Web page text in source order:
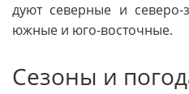
дуют северные и
южные и юго-восточные.
Сезоны и